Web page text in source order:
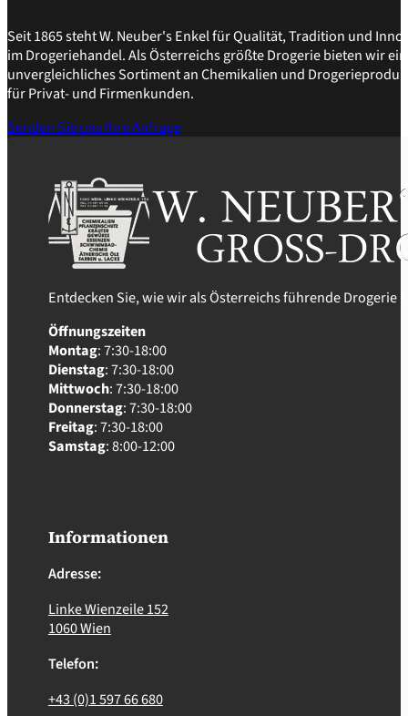
Seit 1865 steht W. Neuber's Enkel für Qualität, Tradition und
im Drogeriehandel. Als Österreichs größte Drogerie bieten wir ein
unvergleichliches Sortiment an Chemikalien und
für Privat- und Firmenkunden.
Senden Sie uns Ihre Anfrage
Entdecken Sie, wie wir als Österreichs führende
Öffnungszeiten
Montag: 7:30-18:00
Dienstag: 7:30-18:00
Mittwoch: 7:30-18:00
Donnerstag: 7:30-18:00
Freitag: 7:30-18:00
Samstag: 8:00-12:00
Informationen
Adresse:
Linke Wienzeile 152
1060 Wien
Telefon:
+43 (0)1 597 66 680